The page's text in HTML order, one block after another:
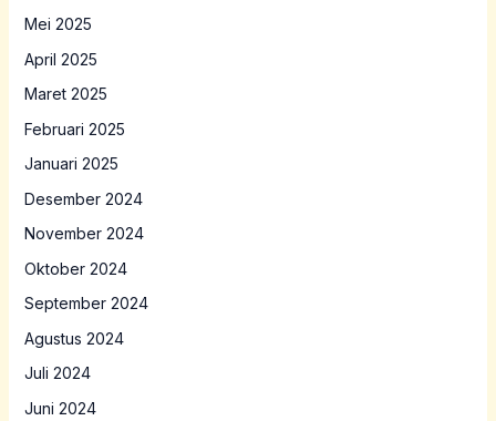
Mei 2025
April 2025
Maret 2025
Februari 2025
Januari 2025
Desember 2024
November 2024
Oktober 2024
September 2024
Agustus 2024
Juli 2024
Juni 2024